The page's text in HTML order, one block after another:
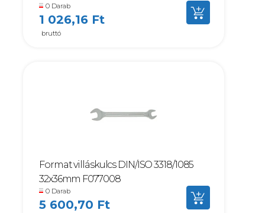
0 Darab
1 026,16 Ft
bruttó
Format villáskulcs DIN/ISO 3318/1085
32x36mm F077008
0 Darab
5 600,70 Ft